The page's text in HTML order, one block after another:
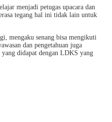
menjadi petugas upacara dan
tegang hal ini tidak lain untuk
mengaku senang bisa mengikuti
dan pengetahuan juga
yang didapat dengan LDKS yang